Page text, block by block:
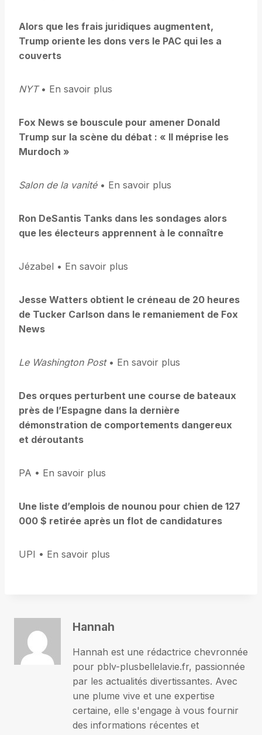
Alors que les frais juridiques augmentent,
Trump oriente les dons vers le PAC qui les a
couverts
NYT• En savoir plus
Fox News se bouscule pour amener Donald
Trump sur la scène du débat : « Il méprise les
Murdoch »
Salon de la vanité• En savoir plus
Ron DeSantis Tanks dans les sondages alors
que les électeurs apprennent à le connaître
Jézabel • En savoir plus
Jesse Watters obtient le créneau de 20 heures
de Tucker Carlson dans le remaniement de Fox
News
Le Washington Post• En savoir plus
Des orques perturbent une course de bateaux
près de l’Espagne dans la dernière
démonstration de comportements dangereux
et déroutants
PA • En savoir plus
Une liste d’emplois de nounou pour chien de 127
000 $ retirée après un flot de candidatures
UPI • En savoir plus
Hannah
Hannah est une rédactrice chevronnée
pour pblv-plusbellelavie.fr, passionnée
par les actualités divertissantes. Avec
une plume vive et une expertise
certaine, elle s'engage à vous fournir
des informations récentes et